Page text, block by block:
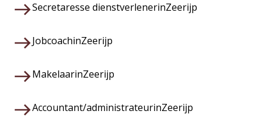
Secretaresse dienstverlenerinZeerijp
JobcoachinZeerijp
MakelaarinZeerijp
Accountant/administrateurinZeerijp